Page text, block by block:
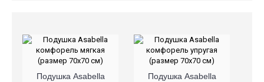
Подушка Asabella
Подушка Asabella